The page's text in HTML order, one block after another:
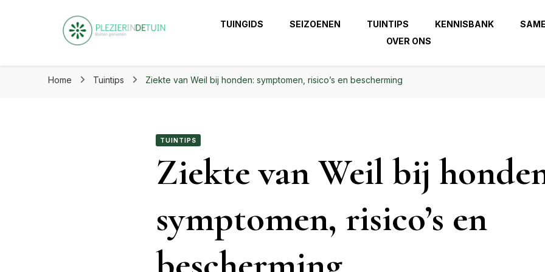
Plezier in de tuin | Haal het beste uit je tuin!
Plezier in de tuin | Haal het beste uit je
TUINGIDS SEIZOENEN TUINTIPS KENNISBANK
OVER ONS
Home Tuintips Ziekte van Weil bij honden: symptomen, risico’s en bescherming
TUINTIPS
Ziekte van Weil bij
symptomen, risico’s en